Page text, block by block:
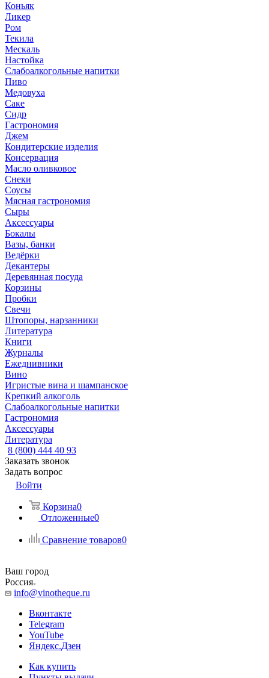
Коньяк
Ликер
Ром
Текила
Мескаль
Настойка
Слабоалкогольные напитки
Пиво
Медовуха
Саке
Сидр
Гастрономия
Джем
Кондитерские изделия
Консервация
Масло оливковое
Снеки
Соусы
Мясная гастрономия
Сыры
Аксессуары
Бокалы
Вазы, банки
Ведёрки
Декантеры
Деревянная посуда
Корзины
Пробки
Свечи
Штопоры, нарзанники
Литература
Книги
Журналы
Ежеднивники
Вино
Игристые вина и шампанское
Крепкий алкоголь
Слабоалкогольные напитки
Гастрономия
Аксессуары
Литература
8 (800) 444 40 93
Заказать звонок
Задать вопрос
Войти
Корзина0
Отложенные0
Сравнение товаров0
Ваш город
Россия
info@vinotheque.ru
Вконтакте
Telegram
YouTube
Яндекс.Дзен
Как купить